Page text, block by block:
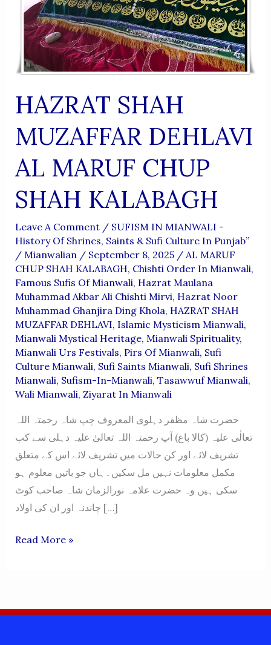
HAZRAT SHAH
MUZAFFAR DEHLAVI
AL MARUF CHUP
SHAH KALABAGH
Leave A Comment / SUFISM IN MIANWALI -
History Of Shrines, Saints & Sufi Culture In Punjab”
/ Mianwalian / September 8, 2025 / AL MARUF
CHUP SHAH KALABAGH, Chishti Order In Mianwali,
Famous Sufis Of Mianwali, Hazrat Maulana
Muhammad Akbar Ali Chishti Mirvi, Hazrat Noor
Muhammad Ghanjira Ding Khola, HAZRAT SHAH
MUZAFFAR DEHLAVI, Islamic Mysticism Mianwali,
Mianwali Mystical Heritage, Mianwali Spirituality,
Mianwali Urs Festivals, Pirs Of Mianwali, Sufi
Culture Mianwali, Sufi Saints Mianwali, Sufi Shrines
Mianwali, Sufism-In-Mianwali, Tasawwuf Mianwali,
Wali Mianwali, Ziyarat In Mianwali
حضرت شاہ مظفر دہلوی المعروف چپ شاہ رحمتہ اللہ
تعالٰی علیہ (کالا باغ) آپ رحمتہ اللہ تعالیٰ علیہ دہلی سے کب
تشریف لائے اور کن حالات میں تشریف لائے اس کے متعلق
مکمل معلومات نہیں مل سکیں۔ہاں جو باتیں معلوم ہو
سکی ہیں وہ حضرت علامہ نورالزمان شاہ صاحب کوٹ
چاندنہ اور ان کی اولاد […]
HAZRAT
AL
Read More »